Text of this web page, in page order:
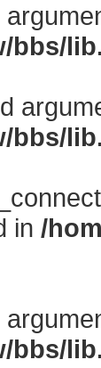
bbs/
bbs/
in /
bbs/